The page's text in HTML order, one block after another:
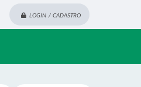
LOGIN / CADASTRO